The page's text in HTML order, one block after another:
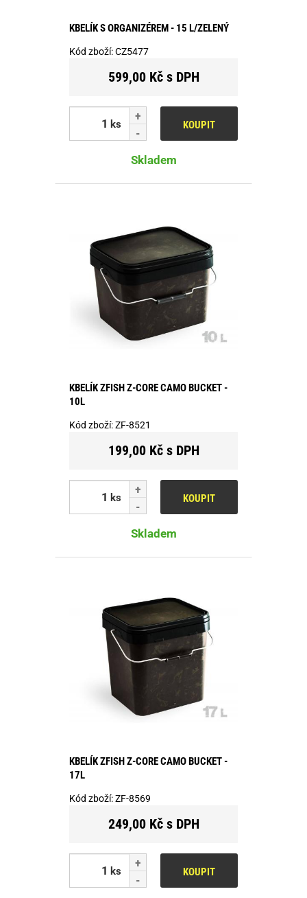
KBELÍK S ORGANIZÉREM - 15 L/ZELENÝ
Kód zboží:CZ5477
599,00 Kč s DPH
ks KOUPIT
Skladem
KBELÍK ZFISH Z-CORE CAMO BUCKET -
10L
Kód zboží:ZF-8521
199,00 Kč s DPH
ks KOUPIT
Skladem
KBELÍK ZFISH Z-CORE CAMO BUCKET -
17L
Kód zboží:ZF-8569
249,00 Kč s DPH
ks KOUPIT